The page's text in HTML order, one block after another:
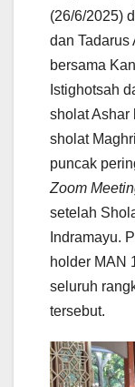
(26/6/2025)
dan Tadarus
bersama
Istighotsah
sholat Ashar
sholat
puncak
Zoom
setelah
Indramayu.
holder MAN
seluruh
tersebut.